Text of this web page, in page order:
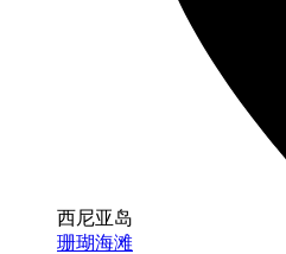
西尼亚岛
珊瑚海滩